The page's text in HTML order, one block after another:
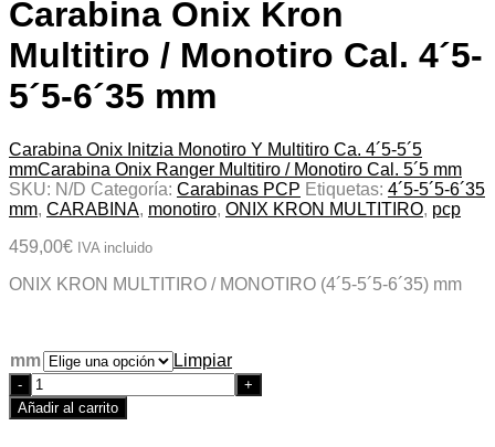
Carabina Onix Kron
Multitiro / Monotiro Cal. 4´5-
5´5-6´35 mm
Carabina Onix Initzia Monotiro Y Multitiro Ca. 4´5-5´5
mmCarabina Onix Ranger Multitiro / Monotiro Cal. 5´5 mm
SKU: N/D Categoría: Carabinas PCP Etiquetas: 4´5-5´5-6´35
mm, CARABINA, monotiro, ONIX KRON MULTITIRO, pcp
459,00€ IVA incluido
ONIX KRON MULTITIRO / MONOTIRO (4´5-5´5-6´35) mm
mm
Limpiar
Quantity
Añadir al carrito